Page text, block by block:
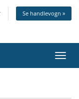
Se handlevogn »
Bytt